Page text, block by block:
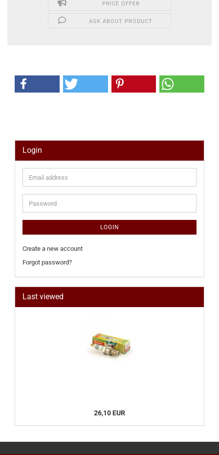
PRICE OFFER
ASK ABOUT PRODUCT
Login
Email
address
Password
LOGIN
Create a new account
Forgot password?
Last viewed
26,10 EUR